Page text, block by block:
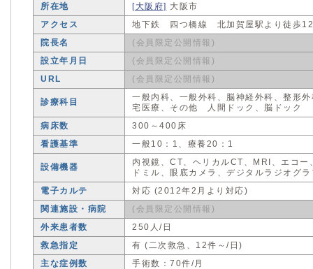
所在地
[大阪府] 大阪市
アクセス
地下鉄 四つ橋線 北加賀屋駅より徒歩
院長名
(会員限定公開情報)
設立年月日
(会員限定公開情報)
URL
(会員限定公開情報)
診療科目
一般内科、一般外科、脳神経外科、整形
宅医療、その他 人間ドック、脳ドック
病床数
300～400床
看護基準
一般10：1、療養20：1
設備機器
内視鏡、CT、ヘリカルCT、MRI、エコ
ドミル、眼底カメラ、デジタルラジオグ
電子カルテ
対応 (2012年2月より対応)
関連施設・病院
(会員限定公開情報)
外来患者数
250人/日
救急指定
有 (二次救急、12件～/日)
主な症例数
手術数：70件/月